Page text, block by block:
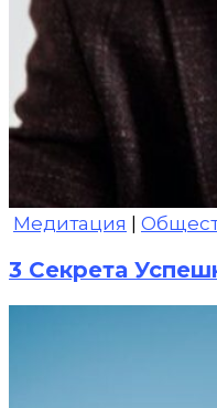
Медитация
3 Секрета